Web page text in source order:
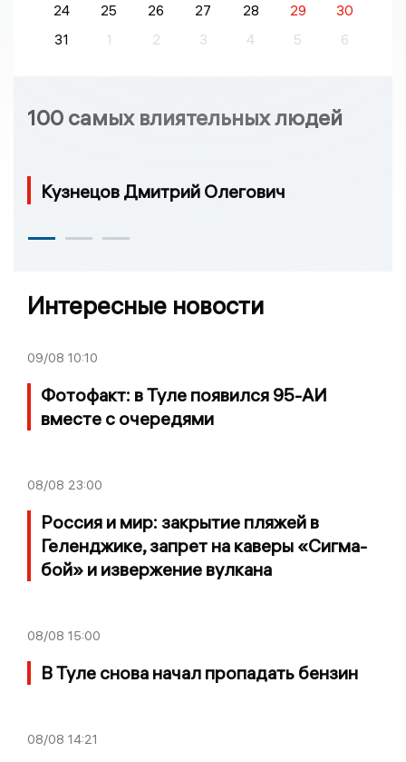
24
25 26 27 28 29
30
31
1 2 3 4 5 6
100 самых влиятельных людей
Кузнецов Дмитрий Олегович
Интересные новости
09/08 10:10
Фотофакт: в Туле появился 95-АИ
вместе с очередями
08/08 23:00
Россия и мир: закрытие пляжей в
Геленджике, запрет на каверы «Сигма-
бой» и извержение вулкана
08/08 15:00
В Туле снова начал пропадать бензин
08/08 14:21